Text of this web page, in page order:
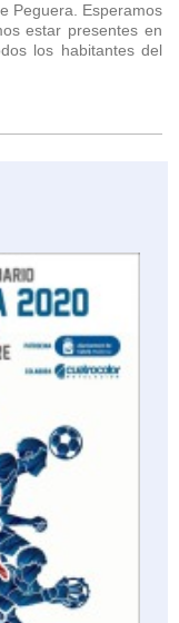
Peguera. Esperamos
estar presentes en
los habitantes del